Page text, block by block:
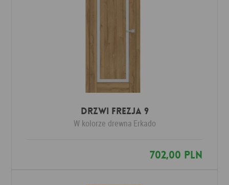
Drzwi FREZJA 9
W kolorze drewna Erkado
702,00 PLN